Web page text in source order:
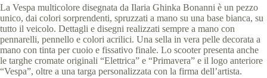
La Vespa multicolore disegnata da Ilaria Ghinka Bonanni è un pezzo
unico, dai colori sorprendenti, spruzzati a mano su una base bianca, su
tutto il veicolo. Dettagli e disegni realizzati sempre a mano con
pennarelli, pennello e colori acrilici. Una sella in vera pelle decorata a
mano con tinta per cuoio e fissativo finale. Lo scooter presenta anche
le targhe cromate originali “Elettrica” e “Primavera” e il logo anteriore
“Vespa”, oltre a una targa personalizzata con la firma dell’artista.